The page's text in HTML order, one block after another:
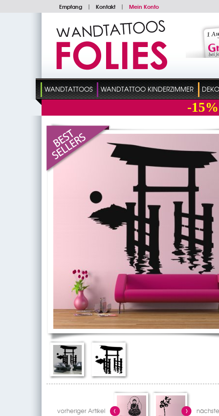
Empfang | Kontakt | Mein Konto
WANDTATTOOS WANDTATTOO KINDERZIMMER
-15%
vorheriger Artikel